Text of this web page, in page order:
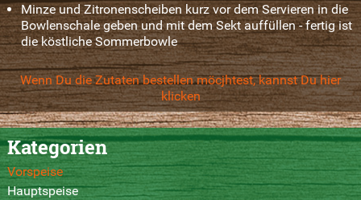
Minze und Zitronenscheiben kurz vor dem Servieren in die
Bowlenschale geben und mit dem Sekt auffüllen - fertig ist
die köstliche Sommerbowle
Wenn Du die Zutaten bestellen möcjhtest, kannst Du hier
klicken
Kategorien
Vorspeise
Hauptspeise